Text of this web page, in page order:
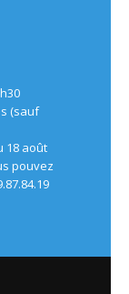
(sauf
18 août
pouvez